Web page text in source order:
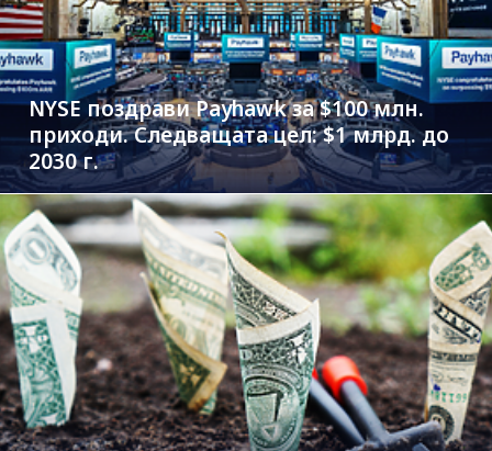
NYSE поздрави Payhawk за $100 млн.
приходи. Следващата цел: $1 млрд. до
2030 г.